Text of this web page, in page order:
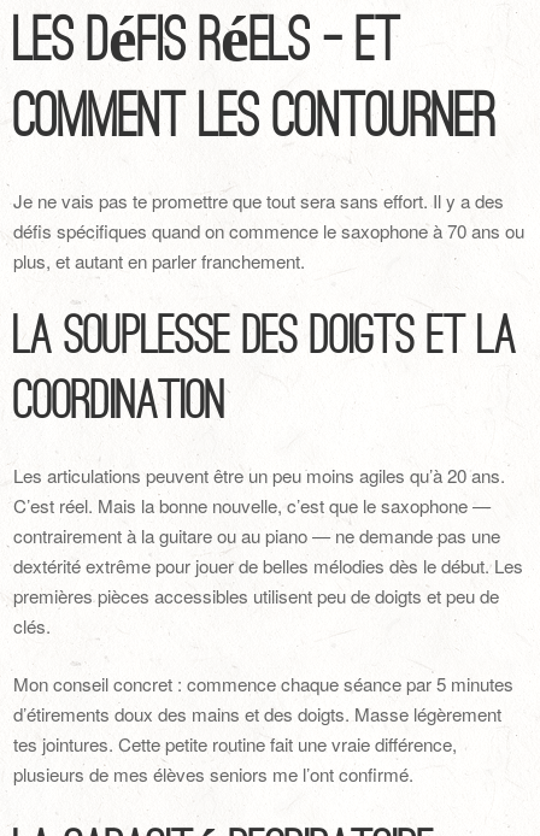
Les défis réels — et
comment les contourner
Je ne vais pas te promettre que tout sera sans effort. Il y a des
défis spécifiques quand on commence le saxophone à 70 ans ou
plus, et autant en parler franchement.
La souplesse des doigts et la
coordination
Les articulations peuvent être un peu moins agiles qu’à 20 ans.
C’est réel. Mais la bonne nouvelle, c’est que le saxophone —
contrairement à la guitare ou au piano — ne demande pas une
dextérité extrême pour jouer de belles mélodies dès le début. Les
premières pièces accessibles utilisent peu de doigts et peu de
clés.
Mon conseil concret : commence chaque séance par 5 minutes
d’étirements doux des mains et des doigts. Masse légèrement
tes jointures. Cette petite routine fait une vraie différence,
plusieurs de mes élèves seniors me l’ont confirmé.